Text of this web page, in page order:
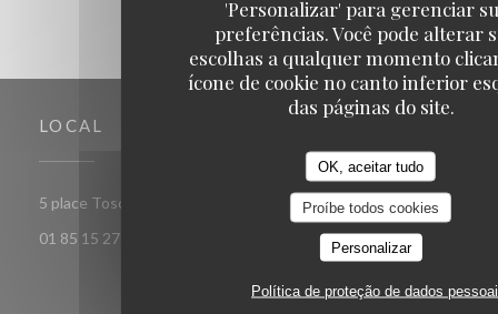
'Personalizar' para gerenciar
preferências. Você pode alterar
escolhas a qualquer momento
ícone de cookie no canto inferior
das páginas do site.
OK, aceitar tudo
Proíbe todos cookies
Personalizar
Política de proteção de dados
LOCAL
5 place Toscane 77700 Serris-Val d'Europe((abre numa nova
01 85 15 27 71